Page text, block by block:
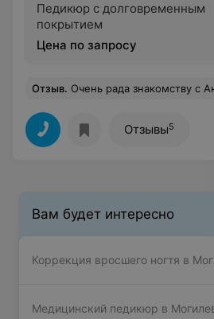
Педикюр c долговременным
покрытием
Цена по запросу
Отзыв. Очень рада знакомству с Анной!!! Оказывает
Отзывы5
Вам будет интересно
Коррекция вросшего ногтя в
Медицинский педикюр в